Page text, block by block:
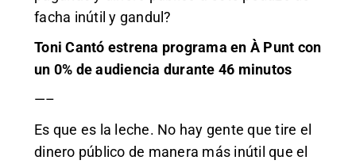
facha inútil y gandul?
Toni Cantó estrena programa en À Punt con
un 0% de audiencia durante 46 minutos
—–
Es que es la leche. No hay gente que tire el
dinero público de manera más inútil que el